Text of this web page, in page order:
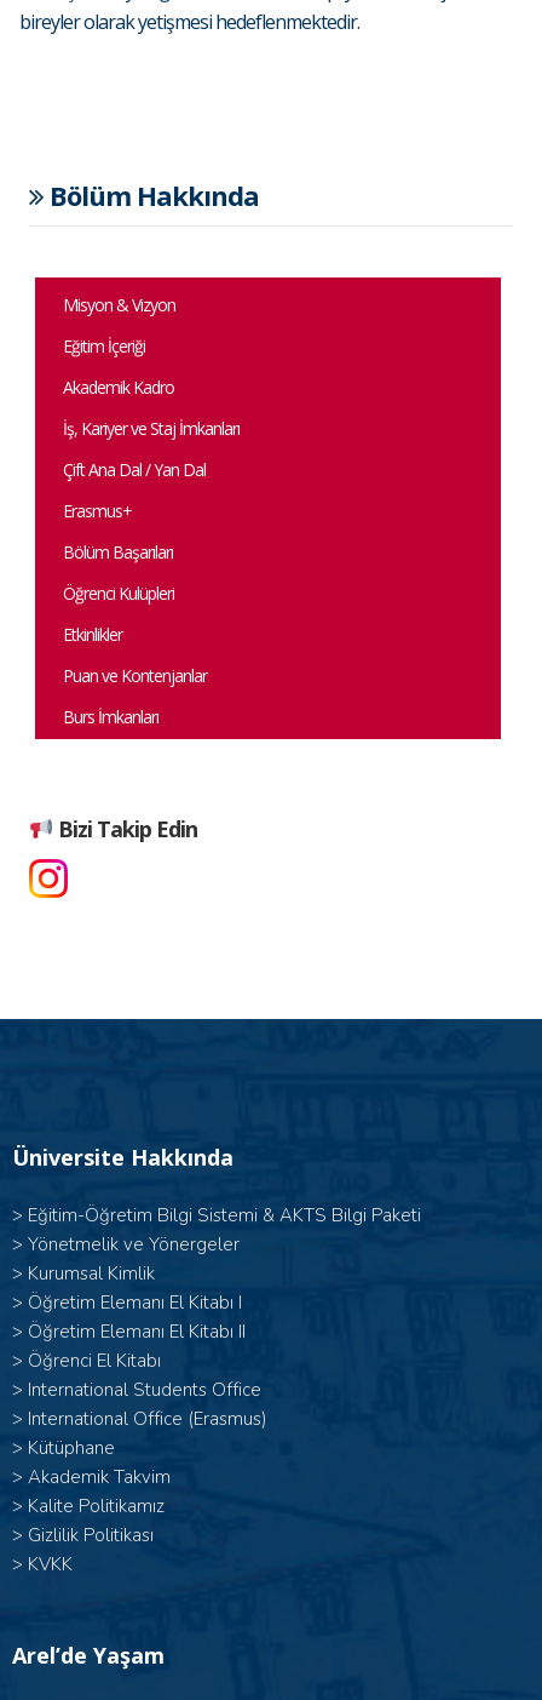
bireyler olarak yetişmesi hedeflenmektedir.
Bölüm Hakkında
Misyon & Vizyon
Eğitim İçeriği
Akademik Kadro
İş, Kariyer ve Staj İmkanları
Çift Ana Dal / Yan Dal
Erasmus+
Bölüm Başarıları
Öğrenci Kulüpleri
Etkinlikler
Puan ve Kontenjanlar
Burs İmkanları
Bizi Takip Edin
Üniversite Hakkında
> Eğitim-Öğretim Bilgi Sistemi & AKTS Bilgi Paketi
> Yönetmelik ve Yönergeler
> Kurumsal Kimlik
> Öğretim Elemanı El Kitabı I
> Öğretim Elemanı El Kitabı II
> Öğrenci El Kitabı
> International Students Office
> International Office (Erasmus)
> Kütüphane
> Akademik Takvim
> Kalite Politikamız
> Gizlilik Politikası
> KVKK
Arel’de Yaşam